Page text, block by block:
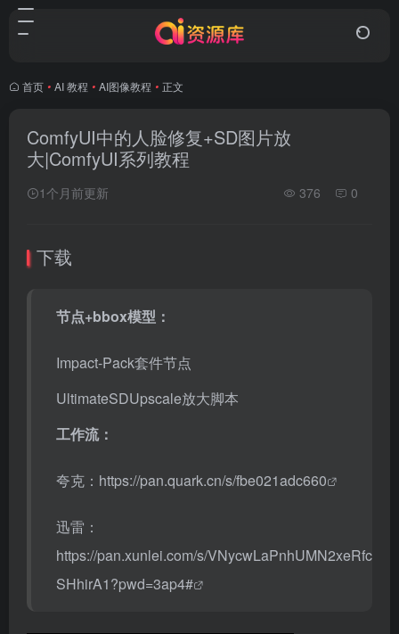
首页 • AI 教程 • AI图像教程 • 正文
ComfyUI中的人脸修复+SD图片放
大|ComfyUI系列教程
1个月前更新 376 0
下载
节点+bbox模型：
Impact-Pack套件节点
UltimateSDUpscale放大脚本
工作流：
夸克： https://pan.quark.cn/s/fbe021adc660
迅雷：
https://pan.xunlei.com/s/VNycwLaPnhUMN2xeRfc
SHhirA1?pwd=3ap4#